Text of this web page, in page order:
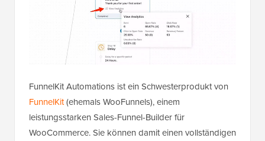
FunnelKit Automations ist ein Schwesterprodukt von
FunnelKit(ehemals WooFunnels), einem
leistungsstarken Sales-Funnel-Builder für
WooCommerce. Sie können damit einen vollständigen